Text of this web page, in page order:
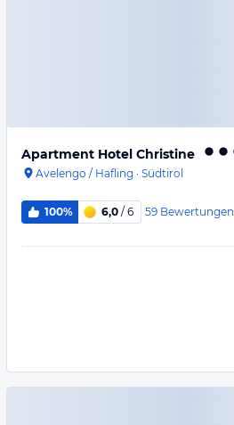
Apartment Hotel Christine
Avelengo / Hafling · Südtirol
100% 6,0 / 6 59 Bewertungen